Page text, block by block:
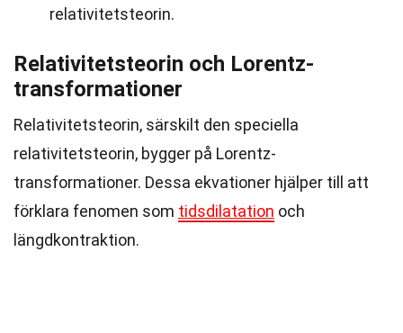
relativitetsteorin.
Relativitetsteorin och Lorentz-
transformationer
Relativitetsteorin, särskilt den speciella
relativitetsteorin, bygger på Lorentz-
transformationer. Dessa ekvationer hjälper till att
förklara fenomen som tidsdilatation och
längdkontraktion.